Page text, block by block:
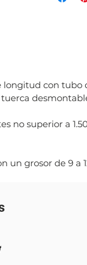
con tubo
no superior a
un grosor de 9 a